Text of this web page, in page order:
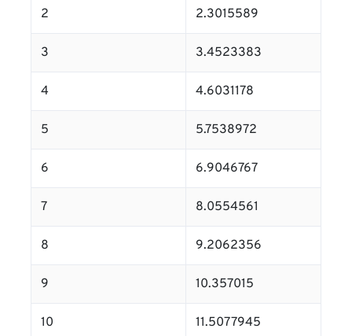
2 2.3015589
3 3.4523383
4 4.6031178
5 5.7538972
6 6.9046767
7 8.0554561
8 9.2062356
9 10.357015
10 11.5077945